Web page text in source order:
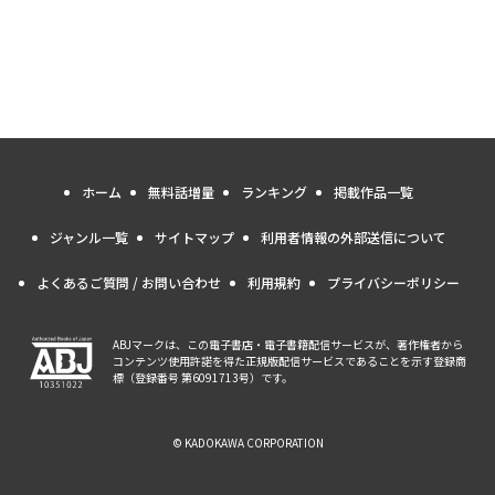
ホーム 無料話増量 ランキング 掲載作品一覧
ジャンル一覧 サイトマップ 利用者情報の外部送信について
よくあるご質問 / お問い合わせ 利用規約 プライバシーポリシー
ABJマークは、この電子書店・電子書籍配信サービスが、著作権者から
コンテンツ使用許諾を得た正規版配信サービスであることを示す登録商
標（登録番号 第6091713号）です。
© KADOKAWA CORPORATION